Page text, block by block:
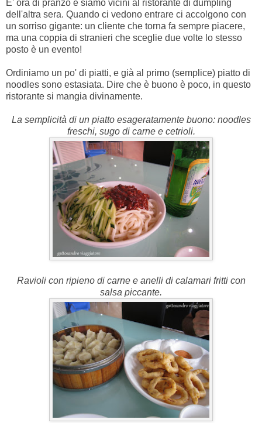
E' ora di pranzo e siamo vicini al ristorante di dumpling
dell'altra sera. Quando ci vedono entrare ci accolgono con
un sorriso gigante: un cliente che torna fa sempre piacere,
ma una coppia di stranieri che sceglie due volte lo stesso
posto è un evento!
Ordiniamo un po' di piatti, e già al primo (semplice) piatto di
noodles sono estasiata. Dire che è buono è poco, in questo
ristorante si mangia divinamente.
La semplicità di un piatto esageratamente buono: noodles
freschi, sugo di carne e cetrioli.
Ravioli con ripieno di carne e anelli di calamari fritti con
salsa piccante.